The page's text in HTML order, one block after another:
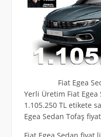
Fiat Egea
Yerli Üretim Fiat Egea
1.105.250 TL etikete
Egea Sedan Tofaş
Fiat Egea Sedan fiyat